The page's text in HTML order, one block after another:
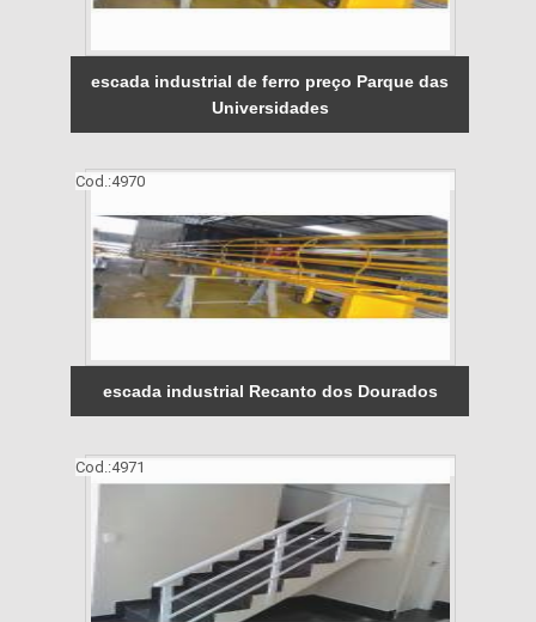
escada industrial de ferro preço Parque das
Universidades
Cod.:4970
escada industrial Recanto dos Dourados
Cod.:4971